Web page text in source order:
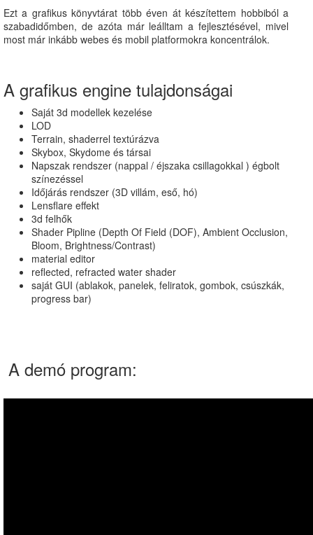
Ezt a grafikus könyvtárat több éven át készítettem hobbiból a
szabadidőmben, de azóta már leálltam a fejlesztésével, mivel
most már inkább webes és mobil platformokra koncentrálok.
A grafikus engine tulajdonságai
Saját 3d modellek kezelése
LOD
Terrain, shaderrel textúrázva
Skybox, Skydome és társai
Napszak rendszer (nappal / éjszaka csillagokkal ) égbolt
színezéssel
Időjárás rendszer (3D villám, eső, hó)
Lensflare effekt
3d felhők
Shader Pipline (Depth Of Field (DOF), Ambient Occlusion,
Bloom, Brightness/Contrast)
material editor
reflected, refracted water shader
saját GUI (ablakok, panelek, feliratok, gombok, csúszkák,
progress bar)
A demó program: